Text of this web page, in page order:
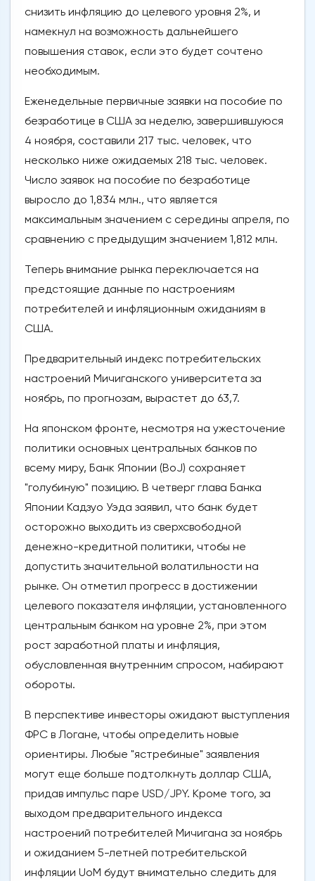
снизить инфляцию до целевого уровня 2%, и
намекнул на возможность дальнейшего
повышения ставок, если это будет сочтено
необходимым.
Еженедельные первичные заявки на пособие по
безработице в США за неделю, завершившуюся
4 ноября, составили 217 тыс. человек, что
несколько ниже ожидаемых 218 тыс. человек.
Число заявок на пособие по безработице
выросло до 1,834 млн., что является
максимальным значением с середины апреля, по
сравнению с предыдущим значением 1,812 млн.
Теперь внимание рынка переключается на
предстоящие данные по настроениям
потребителей и инфляционным ожиданиям в
США.
Предварительный индекс потребительских
настроений Мичиганского университета за
ноябрь, по прогнозам, вырастет до 63,7.
На японском фронте, несмотря на ужесточение
политики основных центральных банков по
всему миру, Банк Японии (BoJ) сохраняет
"голубиную" позицию. В четверг глава Банка
Японии Кадзуо Уэда заявил, что банк будет
осторожно выходить из сверхсвободной
денежно-кредитной политики, чтобы не
допустить значительной волатильности на
рынке. Он отметил прогресс в достижении
целевого показателя инфляции, установленного
центральным банком на уровне 2%, при этом
рост заработной платы и инфляция,
обусловленная внутренним спросом, набирают
обороты.
В перспективе инвесторы ожидают выступления
ФРС в Логане, чтобы определить новые
ориентиры. Любые "ястребиные" заявления
могут еще больше подтолкнуть доллар США,
придав импульс паре USD/JPY. Кроме того, за
выходом предварительного индекса
настроений потребителей Мичигана за ноябрь
и ожиданием 5-летней потребительской
инфляции UoM будут внимательно следить для